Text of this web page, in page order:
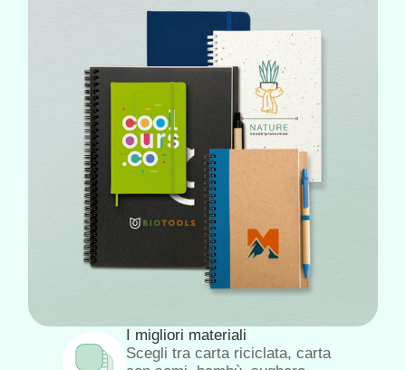
I migliori materiali
Scegli tra carta riciclata, carta